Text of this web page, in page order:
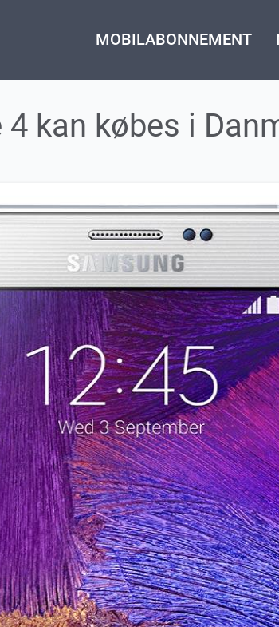
MOBILABONNEMENT
kan købes i